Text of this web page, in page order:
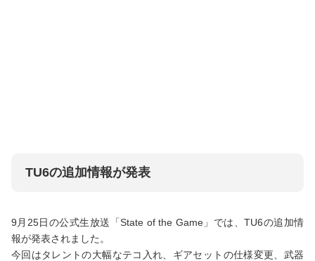
TU6の追加情報が発表
9月25日の公式生放送「State of the Game」では、TU6の追加情
報が発表されました。
今回はタレントの大幅なテコ入れ、ギアセットの仕様変更、武器